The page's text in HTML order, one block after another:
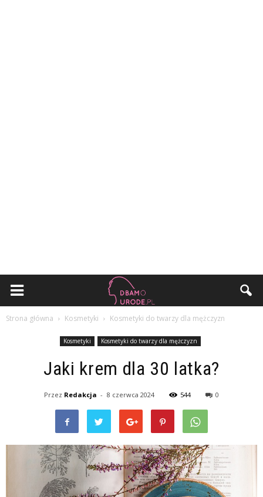
Strona główna Kosmetyki Kosmetyki do twarzy dla mężczyzn
Kosmetyki Kosmetyki do twarzy dla mężczyzn
Jaki krem dla 30 latka?
Przez Redakcja - 8 czerwca 2024 544 0